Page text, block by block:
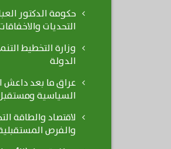
حكومة الدكتور
التحديات
وزارة التخطيط
الدولة
عراق ما بعد داعش
السياسية
لاقتصاد والطاقة
والفرص